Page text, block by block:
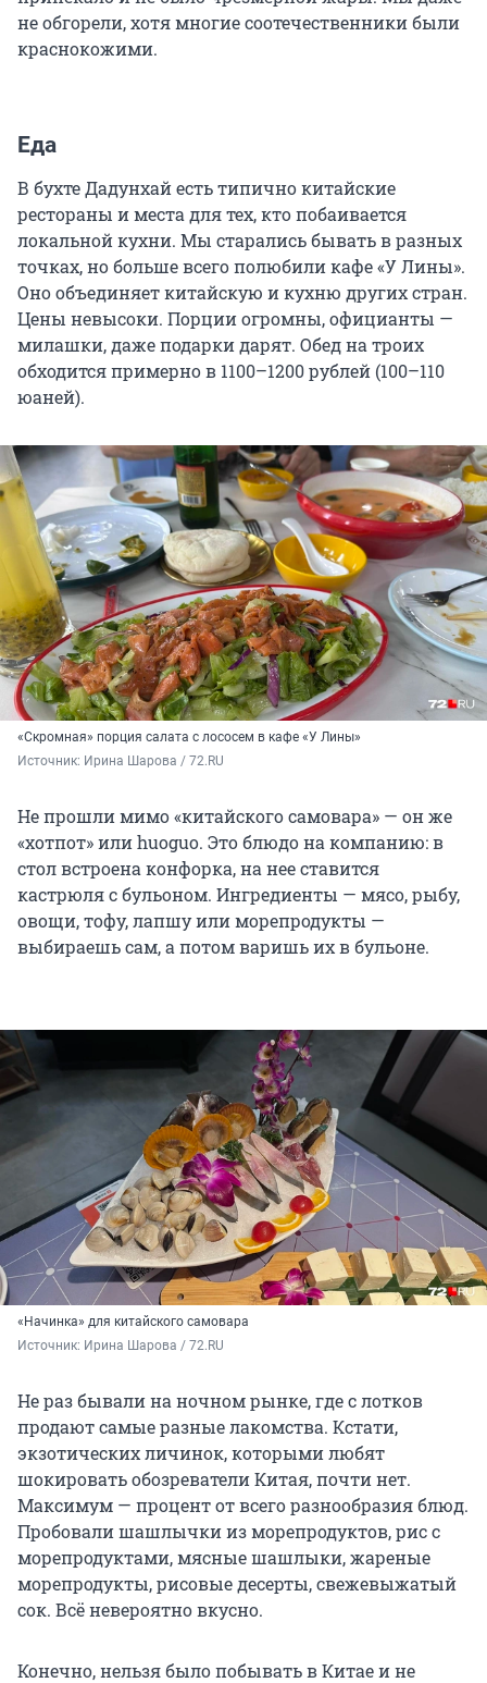
не обгорели, хотя многие соотечественники были
краснокожими.
Еда
В бухте Дадунхай есть типично китайские
рестораны и места для тех, кто побаивается
локальной кухни. Мы старались бывать в разных
точках, но больше всего полюбили кафе «У Лины».
Оно объединяет китайскую и кухню других стран.
Цены невысоки. Порции огромны, официанты —
милашки, даже подарки дарят. Обед на троих
обходится примерно в 1100–1200 рублей (100–110
юаней).
«Скромная» порция салата с лососем в кафе «У Лины»
Источник: Ирина Шарова / 72.RU
Не прошли мимо «китайского самовара» — он же
«хотпот» или huoguo. Это блюдо на компанию: в
стол встроена конфорка, на нее ставится
кастрюля с бульоном. Ингредиенты — мясо, рыбу,
овощи, тофу, лапшу или морепродукты —
выбираешь сам, а потом варишь их в бульоне.
«Начинка» для китайского самовара
Источник: Ирина Шарова / 72.RU
Не раз бывали на ночном рынке, где с лотков
продают самые разные лакомства. Кстати,
экзотических личинок, которыми любят
шокировать обозреватели Китая, почти нет.
Максимум — процент от всего разнообразия блюд.
Пробовали шашлычки из морепродуктов, рис с
морепродуктами, мясные шашлыки, жареные
морепродукты, рисовые десерты, свежевыжатый
сок. Всё невероятно вкусно.
Конечно, нельзя было побывать в Китае и не